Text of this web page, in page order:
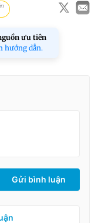
ưu tiên
hướng dẫn.
Gửi bình luận